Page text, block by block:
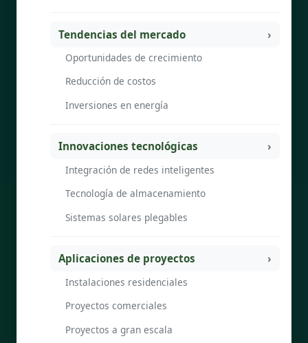
Tendencias del mercado
Oportunidades de crecimiento
Reducción de costos
Inversiones en energía
Innovaciones tecnológicas
Integración de redes inteligentes
Tecnología de almacenamiento
Sistemas solares plegables
Aplicaciones de proyectos
Instalaciones residenciales
Proyectos comerciales
Proyectos a gran escala